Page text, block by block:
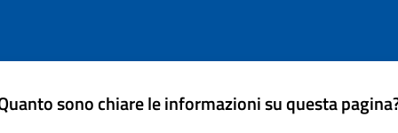
sono chiare le informazioni su questa